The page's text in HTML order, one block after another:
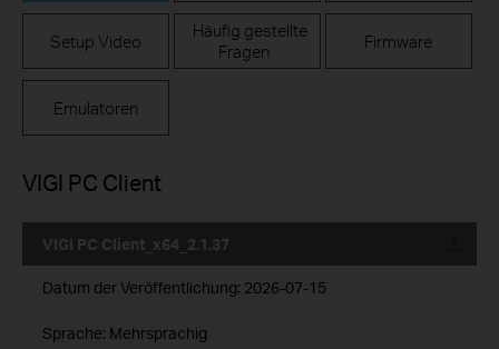
Setup Video
Häufig gestellte
Fragen
Firmware
Emulatoren
VIGI PC Client
VIGI PC Client_x64_2.1.37
Datum der Veröffentlichung: 2026-07-15
Sprache: Mehrsprachig